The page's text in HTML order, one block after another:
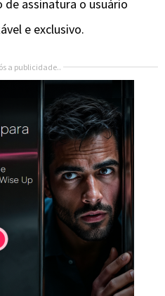
de assinatura o usuário
e exclusivo.
a publicidade..